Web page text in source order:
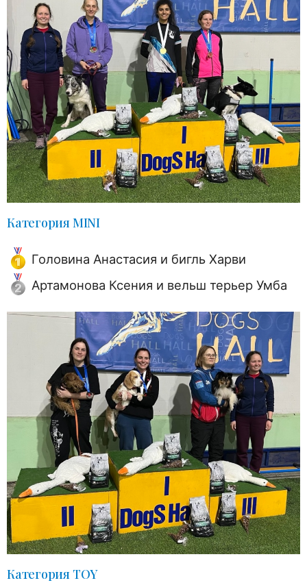
Категория MINI
Головина Анастасия и бигль Харви
Артамонова Ксения и вельш терьер Умба
Категория TOY